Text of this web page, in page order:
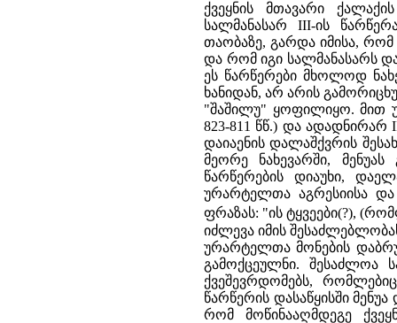
ქვეყნის მთავარი
სალმანასარ III-ის
თაობაზე, გარდა იმისა,
და რომ იგი სალმანასარს
ეს წარწერები მხოლოდ
ხანიდან, არ არის
"შაშილუ" ყოფილიყო. მით
823-811 წწ.) და ადადნირარ
დაიაენის დალაშქვრის
მეორე ნახევარში,
წარწერების დიაუხი,
ურარტელთა აგრესიისა და
ფრაზას: "ის ტყვეები(?),
იძლევა იმის
ურარტელთა მონების
გამოქცეულნი. შესაძლოა
ქვეშევრდომებს,
წარწერის დასაწყისში
რომ მოწინააღმდეგე